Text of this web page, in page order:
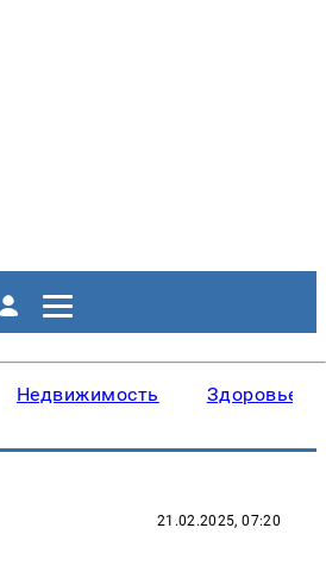
Недвижимость Здоровье
21.02.2025, 07:20